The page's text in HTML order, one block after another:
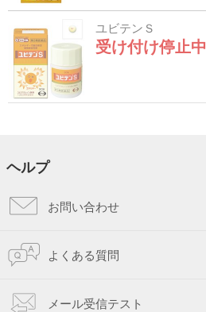
ユビテンＳ
受け付け停止中
ヘルプ
お問い合わせ
よくある質問
メール受信テスト